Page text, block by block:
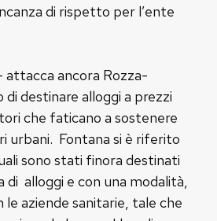
di rispetto per l’ente
attacca ancora Rozza-
destinare alloggi a prezzi
che faticano a sostenere
urbani. Fontana si è riferito
sono stati finora destinati
di alloggi e con una modalità,
le aziende sanitarie, tale che